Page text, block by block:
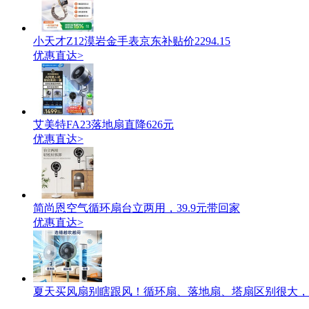
小天才Z12漠岩金手表京东补贴价2294.15
优惠直达>
艾美特FA23落地扇直降626元
优惠直达>
简尚恩空气循环扇台立两用，39.9元带回家
优惠直达>
夏天买风扇别瞎跟风！循环扇、落地扇、塔扇区别很大